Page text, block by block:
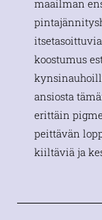
maailman
koostumus
ansiosta
erittäin
peittävän
kiiltäviä ja